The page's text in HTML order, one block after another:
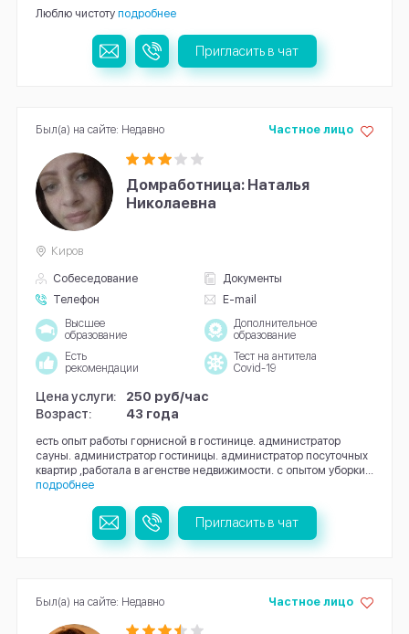
Люблю чистоту подробнее
Пригласить в чат
Домработница: Наталья
Николаевна
Собеседование
Документы
Телефон
E-mail
Частное лицо
Киров
Высшее
образование
Дополнительное
образование
Есть
рекомендации
Тест на антитела
Covid-19
Цена услуги:
250 руб/час
Возраст:
43 года
есть опыт работы горнисной в гостинице. администратор
сауны. администратор гостиницы. администратор посуточных
квартир ,работала в агенстве недвижимости. с опытом уборки...
подробнее
Был(а) на сайте: Недавно
Пригласить в чат
Частное лицо
Был(а) на сайте: Недавно